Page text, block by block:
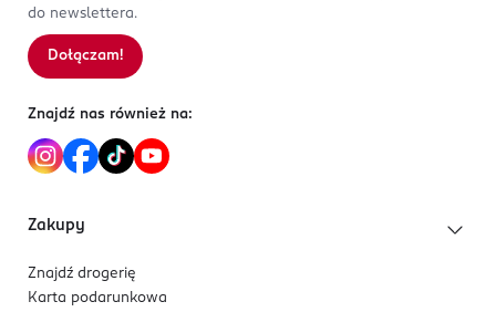
do newslettera.
Dołączam!
Znajdź nas również na:
Zakupy
Znajdź drogerię
Karta podarunkowa